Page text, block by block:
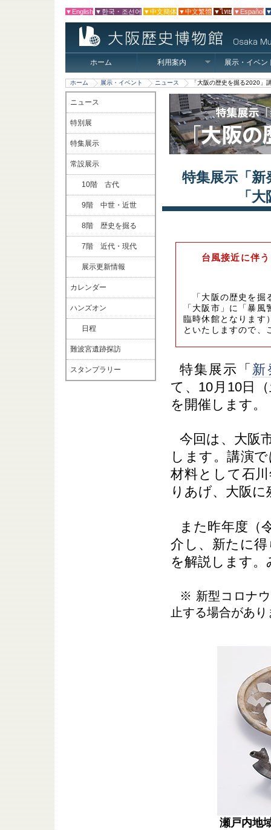
▼English ▼한국・조선어 ▼中文簡体 ▼中文繁體 ▼ไทย ▼Español
ホーム 利用案内 展示・イベン
ホーム 展示・イベント ニュース 「大阪の歴史を掘る2020」
ニュース
特別展
特集展示
常設展示
10階 古代
9階 中世・近世
8階 歴史を掘る
7階 近代・現代
展示更新情報
カレンダー
ハンズオン
日程
難波宮遺跡探訪
スタンプラリー
特集展示「新
「
台風接近に伴
「大阪の歴史を掘
「大阪市」に「暴
臨時休館となります
といたしますので、
特集展示「 新
て、10月10日
を開催します。
今回は、大阪
します。講演
材料として石
りあげ、大阪
また昨年度（
介し、新たに
を解説します
※ 新型コロナ
止する場合があ
瀬戸内地